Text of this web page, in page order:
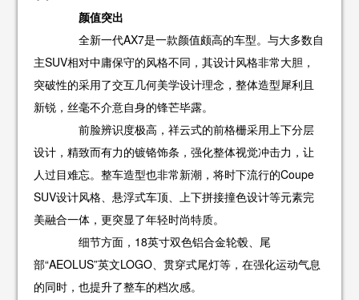
颜值突出
全新一代AX7是一款颜值颇高的车型。与大多数自
主SUV相对中庸保守的风格不同，其设计风格非常大胆，
突破性的采用了交互几何美学设计理念，整体造型犀利且
新锐，丝毫不介意自身的锋芒毕露。
前脸辨识度极高，祥云式的前格栅采用上下分层
设计，精致而有力的镀铬饰条，强化整体视觉冲击力，让
人过目难忘。整车造型也非常新潮，将时下流行的Coupe
SUV设计风格、悬浮式车顶、上下拼接撞色设计等元素完
美融合一体，更突显了年轻时尚特质。
细节方面，18英寸双色铝合金轮毂、尾
部“AEOLUS”英文LOGO、贯穿式尾灯等，在强化运动气息
的同时，也提升了整车的档次感。